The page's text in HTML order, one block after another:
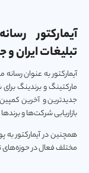
آیمارکتور
تبلیغات ایران و
آیمارکتور به عنوان
مارکتینگ و برندینگ
جدیدترین و آخرین
بازاریابی شرکت‌ها و
مختلف فعال در حوزه‌های